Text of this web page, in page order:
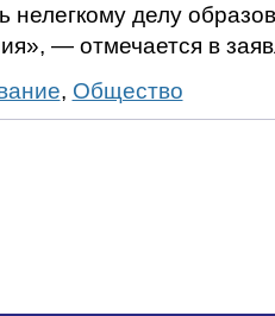
нелегкому делу
— отмечается в
, Общество